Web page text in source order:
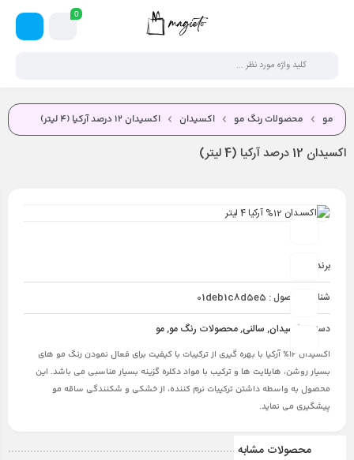
0
مو محصولات رنگ مو اکسیدان اکسیدان 12 درصد آرکیا (4 لیتر)
اکسیدان 12 درصد آرکیا (4 لیتر)
برند:
شناسه محصول : 01deb1c8d5e5
دسته :
اکسیدان, سالنی,محصولات رنگ مو,مو
اکسیدان 12% آرکیا با بهره گیری از ترکیبات با کیفیت برای فعال نمودن رنگ مو های
بسیار روشن، هایلایت ها و ترکیب با مواد دکلره گزینه بسیار مناسبی می باشد. این
محصول به واسطه داشتن ترکیبات نرم کننده، از خشکی و شکنندگی ساقه مو
پیشگیری می نماید.
محصولات مشابه